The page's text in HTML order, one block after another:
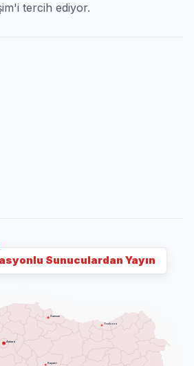
tercih ediyor.
Ankara
Samsun
Trabzon
Kayseri
Sunuculardan Yayın